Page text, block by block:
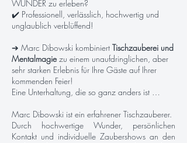
WUNDER zu erleben?
✔️ Professionell, verlässlich, hochwertig und
unglaublich verblüffend!
➔ Marc Dibowski kombiniert Tischzauberei und
Mentalmagiezu einem unaufdringlichen, aber
sehr starken Erlebnis für Ihre Gäste auf Ihrer
kommenden Feier!
Eine Unterhaltung, die so ganz anders ist …
Marc Dibowski ist ein erfahrener Tischzauberer.
Durch hochwertige Wunder, persönlichen
Kontakt und individuelle Zaubershows an den